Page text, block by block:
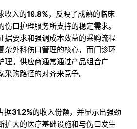
收入的19.8%，反映了成熟的临床
伤口护理服务所支持的稳定需求。
据要求和强调成本效益的采购流程
杂外科伤口管理的核心，而门诊环
理。供应商通常通过产品组合广
购路径的对齐来竞争。
据31.2%的收入份额，并显示出强劲
扩大的医疗基础设施和与伤口发生